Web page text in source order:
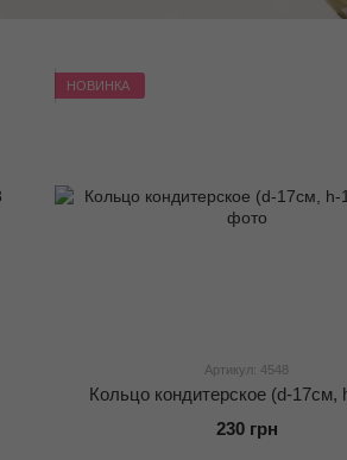
НОВИНКА
Артикул: 4548
Кольцо кондитерское (d-17см,
230 грн